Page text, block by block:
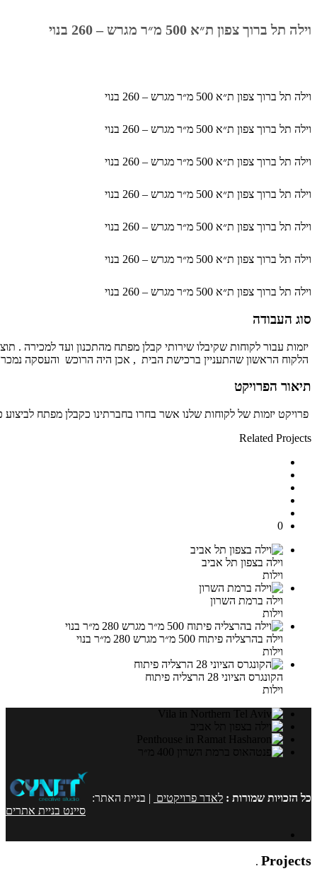
וילה תל ברוך צפון ת״א 500 מ״ר מגרש – 260 בנוי
וילה תל ברוך צפון ת״א 500 מ״ר מגרש – 260 בנוי
וילה תל ברוך צפון ת״א 500 מ״ר מגרש – 260 בנוי
וילה תל ברוך צפון ת״א 500 מ״ר מגרש – 260 בנוי
וילה תל ברוך צפון ת״א 500 מ״ר מגרש – 260 בנוי
וילה תל ברוך צפון ת״א 500 מ״ר מגרש – 260 בנוי
וילה תל ברוך צפון ת״א 500 מ״ר מגרש – 260 בנוי
וילה תל ברוך צפון ת״א 500 מ״ר מגרש – 260 בנוי
סוג העבודה
יזמות עבור לקוחות שקיבלו שירותי קבלן מפתח מהתכנון ועד למכירה .
הלקוח הראשון שהתעניין ברכישת הבית , אכן היה הרוכש והעסקה
תיאור הפרויקט
פרויקט יזמות של לקוחות שלנו אשר בחרו בחברתינו כקבלן מפתח לביצוע
Related Projects
0
וילה בצפון תל אביב
וילות
וילה ברמת השרון
וילות
וילה בהרצליה פיתוח 500 מ״ר מגרש 280 מ״ר בנוי
וילות
הקונגרס הציוני 28 הרצליה פיתוח
וילות
כל הזכויות שמורות : לאדר פרויקטים | בניית האתר:
סיינט בניית אתרים
. Projects